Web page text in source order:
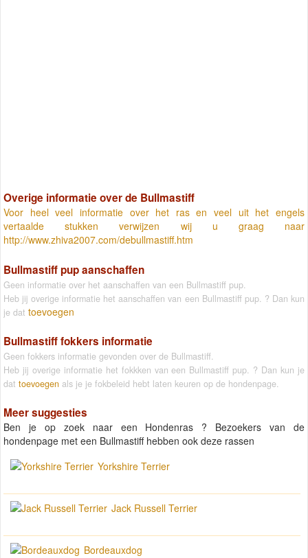
Overige informatie over de Bullmastiff
Voor heel veel informatie over het ras en veel uit het engels
vertaalde stukken verwijzen wij u graag naar
http://www.zhiva2007.com/debullmastiff.htm
Bullmastiff pup aanschaffen
Geen informatie over het aanschaffen van een Bullmastiff pup.
Heb jij overige informatie het aanschaffen van een Bullmastiff pup. ? Dan kun
je dat toevoegen
Bullmastiff fokkers informatie
Geen fokkers informatie gevonden over de Bullmastiff.
Heb jij overige informatie het fokkken van een Bullmastiff pup. ? Dan kun je
dat toevoegen als je je fokbeleid hebt laten keuren op de hondenpage.
Meer suggesties
Ben je op zoek naar een Hondenras ? Bezoekers van de
hondenpage met een Bullmastiff hebben ook deze rassen
Yorkshire Terrier
Jack Russell Terrier
Bordeauxdog